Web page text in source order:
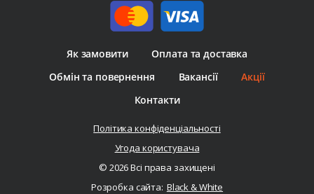
Як замовити
Оплата та доставка
Обмін та повернення
Вакансії
Акції
Контакти
Політика конфіденціальності
Угода користувача
© 2026 Всі права захищені
Розробка сайта: Black & White